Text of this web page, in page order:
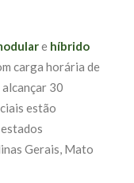
e híbrido
carga horária de
30
estão
Gerais, Mato